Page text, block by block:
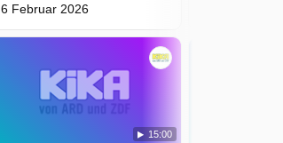
6 Februar 2026
15:00